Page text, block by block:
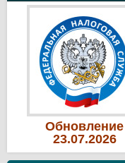
Обновление
23.07.2026